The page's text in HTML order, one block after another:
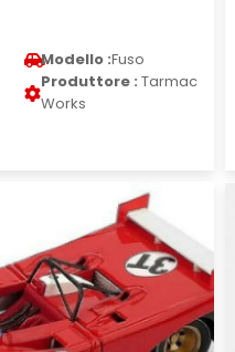
Modello :Fuso
Produttore : Tarmac
Works